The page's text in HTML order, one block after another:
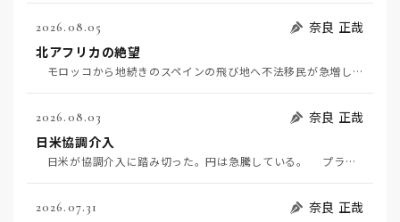
2026.08.05
奈良 正哉
北アフリカの絶望
モロッコから地続きのスペインの飛び地へ不法移民が急増していて、当地の大問題となっている。「海を泳い…
2026.08.03
奈良 正哉
日米協調介入
日米が協調介入に踏み切った。円は急騰している。 プラザ合意以降、協調介入は為替相場の転機になって…
2026.07.31
奈良 正哉